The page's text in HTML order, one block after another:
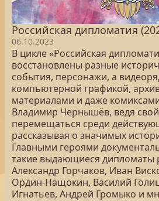
Российская дипломатия
06.10.2023
В цикле «Российская
восстановлены разные
события, персонажи, а
компьютерной графикой,
материалами и даже
Владимир Чернышёв, ведя свой
перемещаться среди
рассказывая о значимых
Главными героями
такие выдающиеся дипломаты
Александр Горчаков, Иван
Ордин-Нащокин, Василий
Игнатьев, Андрей Громыко и